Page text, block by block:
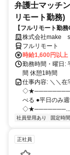
弁護士マッチ
リモート勤務)
【フルリモート勤
ルが身につく営業職
株式会社make
フルリモート
時給1,600円以上
勤務時間・曜日:
間 休憩1時間
仕事内容: ＼＼在
べる ●平日のみ
◇★───────...
社員登用あり 固定時
正社員